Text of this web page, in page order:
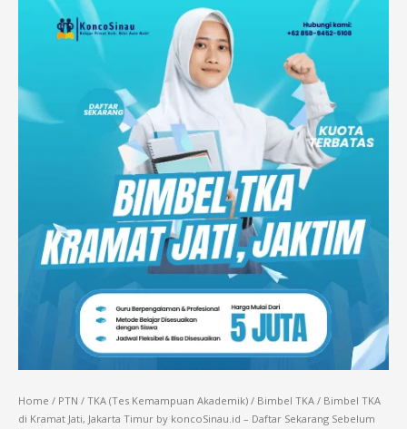
Home / PTN / TKA (Tes Kemampuan Akademik) / Bimbel TKA / Bimbel TKA
di Kramat Jati, Jakarta Timur by koncoSinau.id – Daftar Sekarang Sebelum